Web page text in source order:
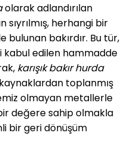
olarak adlandırılan
herhangi bir
bulunan bakırdır. Bu tür,
kabul edilen hammadde
karışık bakır hurda
toplanmış
olmayan metallerle
değere sahip olmakla
bir geri dönüşüm